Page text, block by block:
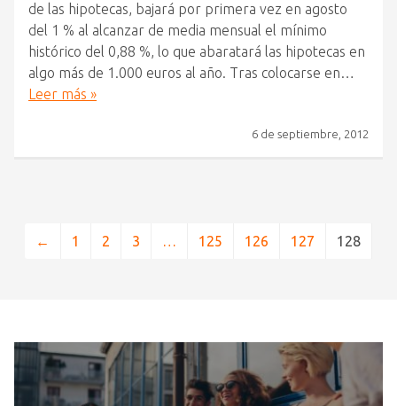
de las hipotecas, bajará por primera vez en agosto
del 1 % al alcanzar de media mensual el mínimo
histórico del 0,88 %, lo que abaratará las hipotecas en
algo más de 1.000 euros al año. Tras colocarse en…
Leer más »
6 de septiembre, 2012
← 1 2 3 … 125 126 127 128